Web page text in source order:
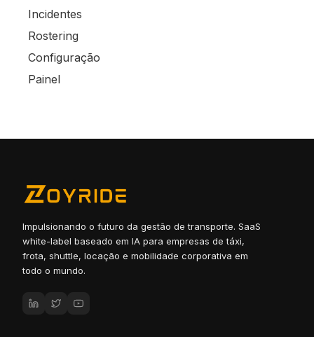
Incidentes
Rostering
Configuração
Painel
Impulsionando o futuro da gestão de transporte. SaaS
white-label baseado em IA para empresas de táxi,
frota, shuttle, locação e mobilidade corporativa em
todo o mundo.